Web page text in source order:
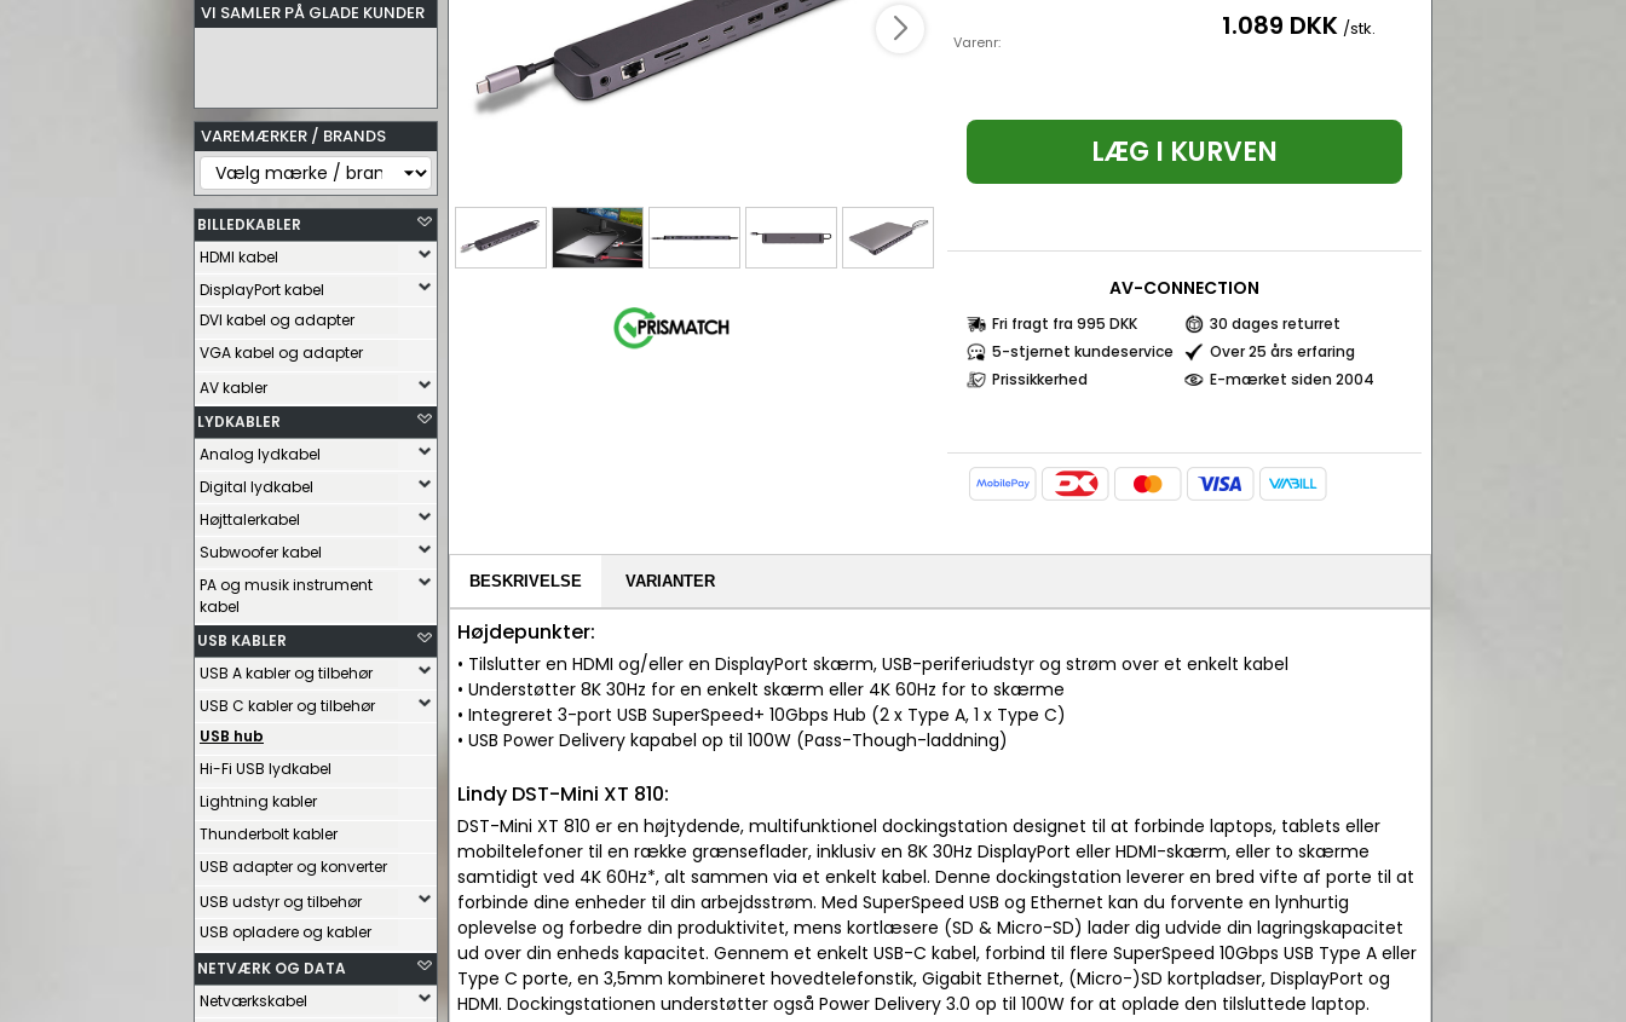
VI SAMLER PÅ GLADE KUNDER
VAREMÆRKER / BRANDS
BILLEDKABLER
HDMI kabel
DisplayPort kabel
DVI kabel og adapter
VGA kabel og adapter
AV kabler
LYDKABLER
Analog lydkabel
Digital lydkabel
Højttalerkabel
Subwoofer kabel
PA og musik instrument
kabel
USB KABLER
USB A kabler og tilbehør
USB C kabler og tilbehør
USB hub
Hi-Fi USB lydkabel
Lightning kabler
Thunderbolt kabler
USB adapter og konverter
USB udstyr og tilbehør
USB opladere og kabler
NETVÆRK OG DATA
Netværkskabel
Varenr: 1.089 DKK /stk.
LÆG I KURVEN
AV-CONNECTION
Fri fragt fra 995 DKK
30 dages returret
5-stjernet kundeservice
Over 25 års erfaring
Prissikkerhed
E-mærket siden 2004
BESKRIVELSE VARIANTER
Højdepunkter:
• Tilslutter en HDMI og/eller en DisplayPort skærm, USB-periferiudstyr og strøm over et enkelt kabel
• Understøtter 8K 30Hz for en enkelt skærm eller 4K 60Hz for to skærme
• Integreret 3-port USB SuperSpeed+ 10Gbps Hub (2 x Type A, 1 x Type C)
• USB Power Delivery kapabel op til 100W (Pass-Though-laddning)
Lindy DST-Mini XT 810:
DST-Mini XT 810 er en højtydende, multifunktionel dockingstation designet til at forbinde laptops, tablets eller
mobiltelefoner til en række grænseflader, inklusiv en 8K 30Hz DisplayPort eller HDMI-skærm, eller to skærme
samtidigt ved 4K 60Hz*, alt sammen via et enkelt kabel. Denne dockingstation leverer en bred vifte af porte til at
forbinde dine enheder til din arbejdsstrøm. Med SuperSpeed USB og Ethernet kan du forvente en lynhurtig
oplevelse og forbedre din produktivitet, mens kortlæsere (SD & Micro-SD) lader dig udvide din lagringskapacitet
ud over din enheds kapacitet. Gennem et enkelt USB-C kabel, forbind til flere SuperSpeed 10Gbps USB Type A eller
Type C porte, en 3,5mm kombineret hovedtelefonstik, Gigabit Ethernet, (Micro-)SD kortpladser, DisplayPort og
HDMI. Dockingstationen understøtter også Power Delivery 3.0 op til 100W for at oplade den tilsluttede laptop.